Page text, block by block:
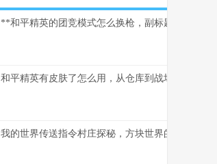
**和平精英的团竞模式怎么换枪，副标题为短兵相
和平精英有皮肤了怎么用，从仓库到战场的战术美
我的世界传送指令村庄探秘，方块世界的瞬间移